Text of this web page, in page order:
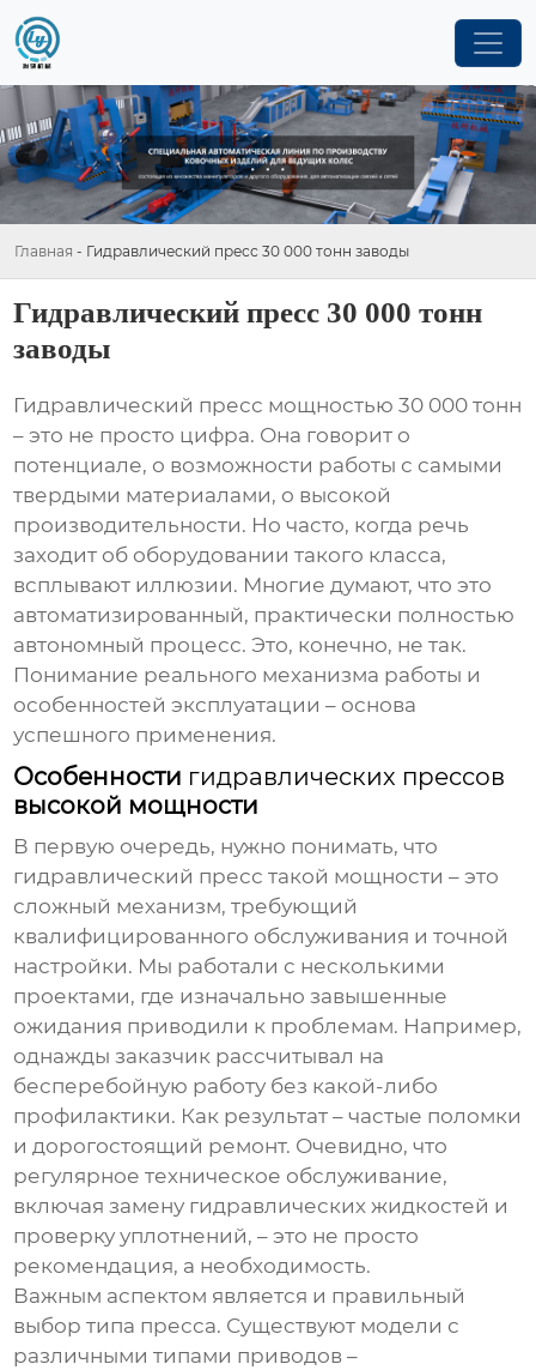
Главная - Гидравлический пресс 30 000 тонн заводы
Гидравлический пресс 30 000 тонн
заводы
Гидравлический пресс мощностью 30 000 тонн
– это не просто цифра. Она говорит о
потенциале, о возможности работы с самыми
твердыми материалами, о высокой
производительности. Но часто, когда речь
заходит об оборудовании такого класса,
всплывают иллюзии. Многие думают, что это
автоматизированный, практически полностью
автономный процесс. Это, конечно, не так.
Понимание реального механизма работы и
особенностей эксплуатации – основа
успешного применения.
Особенности гидравлических прессов
высокой мощности
В первую очередь, нужно понимать, что
гидравлический пресс такой мощности – это
сложный механизм, требующий
квалифицированного обслуживания и точной
настройки. Мы работали с несколькими
проектами, где изначально завышенные
ожидания приводили к проблемам. Например,
однажды заказчик рассчитывал на
бесперебойную работу без какой-либо
профилактики. Как результат – частые поломки
и дорогостоящий ремонт. Очевидно, что
регулярное техническое обслуживание,
включая замену гидравлических жидкостей и
проверку уплотнений, – это не просто
рекомендация, а необходимость.
Важным аспектом является и правильный
выбор типа пресса. Существуют модели с
различными типами приводов –